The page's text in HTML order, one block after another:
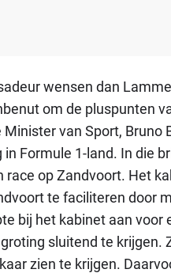
wensen dan
om de pluspunten
van Sport, Bruno
Formule 1-land. In die
op Zandvoort. Het
te faciliteren door
bij het kabinet aan voor
sluitend te krijgen.
zien te krijgen.